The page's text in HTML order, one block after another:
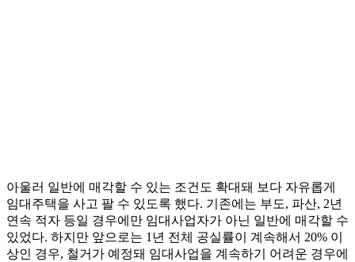
아울러 일반에 매각할 수 있는 조건도 확대돼 보다 자유롭게
임대주택을 사고 팔 수 있도록 했다. 기존에는 부도, 파산, 2년
연속 적자 등일 경우에만 임대사업자가 아닌 일반에 매각할 수
있었다. 하지만 앞으로는 1년 전체 공실률이 계속해서 20% 이
상인 경우, 철거가 예정돼 임대사업을 계속하기 어려운 경우에